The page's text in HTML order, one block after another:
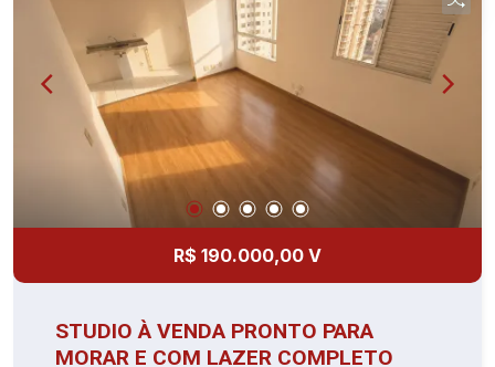
R$ 190.000,00 V
STUDIO À VENDA PRONTO PARA
MORAR E COM LAZER COMPLETO